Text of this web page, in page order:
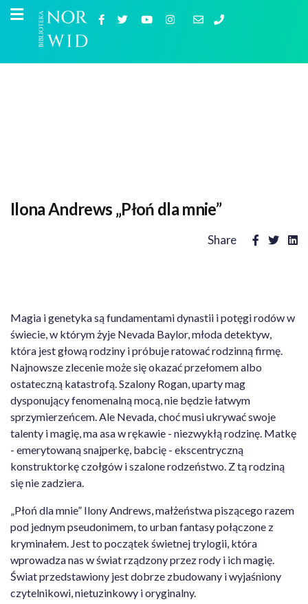
Ilona Andrews „Płoń dla mnie”
Share
Magia i genetyka są fundamentami dynastii i potęgi rodów w
świecie, w którym żyje Nevada Baylor, młoda detektyw,
która jest głową rodziny i próbuje ratować rodzinną firmę.
Najnowsze zlecenie może się okazać przełomem albo
ostateczną katastrofą. Szalony Rogan, uparty mag
dysponujący fenomenalną mocą, nie będzie łatwym
sprzymierzeńcem. Ale Nevada, choć musi ukrywać swoje
talenty i magię, ma asa w rękawie - niezwykłą rodzinę. Matkę
- emerytowaną snajperkę, babcię - ekscentryczną
konstruktorkę czołgów i szalone rodzeństwo. Z tą rodziną
się nie zadziera.
„Płoń dla mnie” Ilony Andrews, małżeństwa piszącego razem
pod jednym pseudonimem, to urban fantasy połączone z
kryminałem. Jest to początek świetnej trylogii, która
wprowadza nas w świat rządzony przez rody i ich magię.
Świat przedstawiony jest dobrze zbudowany i wyjaśniony
czytelnikowi, nietuzinkowy i oryginalny.